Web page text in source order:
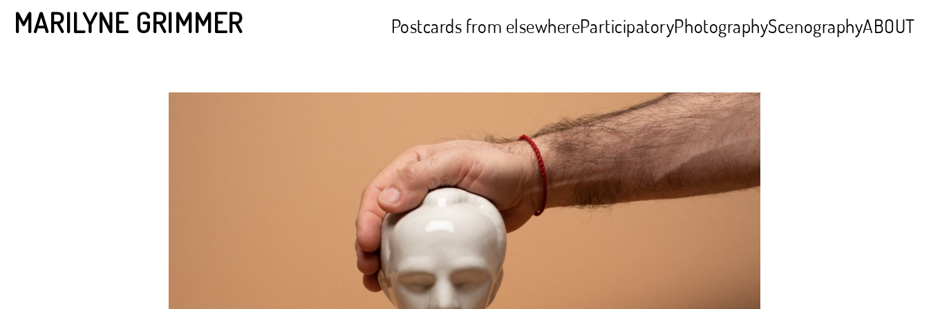
MARILYNE GRIMMER Postcards from elsewhereParticipatoryPhotographyScenographyABOUT